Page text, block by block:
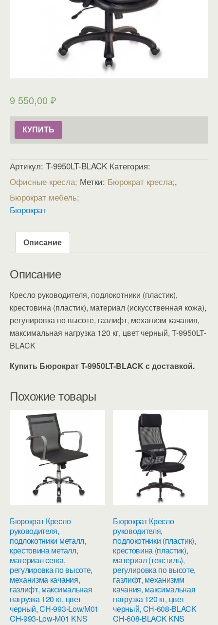
9 550,00 ₽
КУПИТЬ
Артикул: T-9950LT-BLACK Категория:
Офисные кресла Метки: Бюрократ кресла ,
Бюрократ мебель
Бюрократ
Описание
Описание
Кресло руководителя, подлокотники (пластик),
крестовина (пластик), материал (искусственная кожа),
регулировка по высоте, газлифт, механизм качания,
максимальная нагрузка 120 кг, цвет черный, T-9950LT-
BLACK
Купить Бюрократ T-9950LT-BLACK с доставкой.
Похожие товары
Бюрократ Кресло
руководителя,
подлокотники металл,
крестовина металл,
материал сетка,
регулировка по высоте,
механизма качания,
газлифт, максимальная
нагрузка 120 кг, цвет
черный, CH-993-Low/M01
CH-993-Low-M01 KNS
Бюрократ Кресло
руководителя,
подлокотники (пластик),
крестовина (пластик),
материал (текстиль),
регулировка по высоте,
газлифт, механизмм
качания, максимальная
нагрузка 120 кг, цвет
черный, CH-608-BLACK
CH-608-BLACK KNS